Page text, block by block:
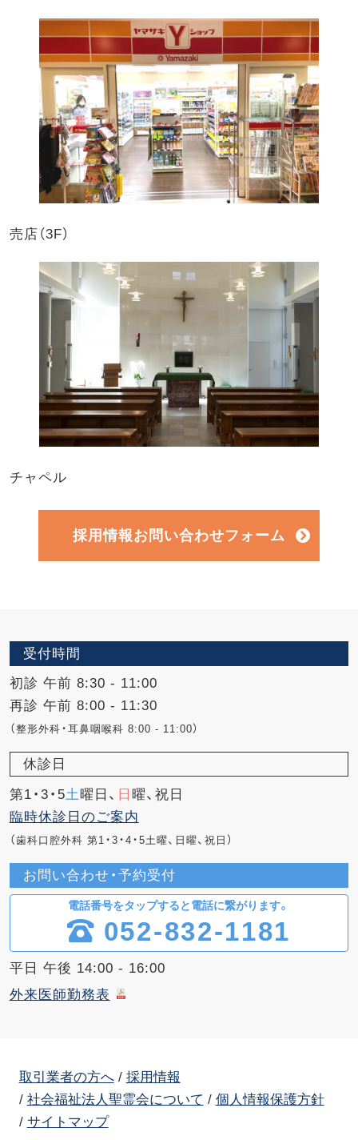
売店（3F）
チャペル
採用情報お問い合わせフォーム
受付時間
初診 午前 8:30 - 11:00
再診 午前 8:00 - 11:30
（整形外科・耳鼻咽喉科 8:00 - 11:00）
休診日
第1・3・5土 曜日、 日 曜、祝日
臨時休診日のご案内
（歯科口腔外科 第1・3・4・5土曜、日曜、祝日）
お問い合わせ・予約受付
電話番号をタップすると電話に繋がります。
052-832-1181
平日 午後 14:00 - 16:00
外来医師勤務表
取引業者の方へ
採用情報
社会福祉法人聖霊会について
個人情報保護方針
サイトマップ